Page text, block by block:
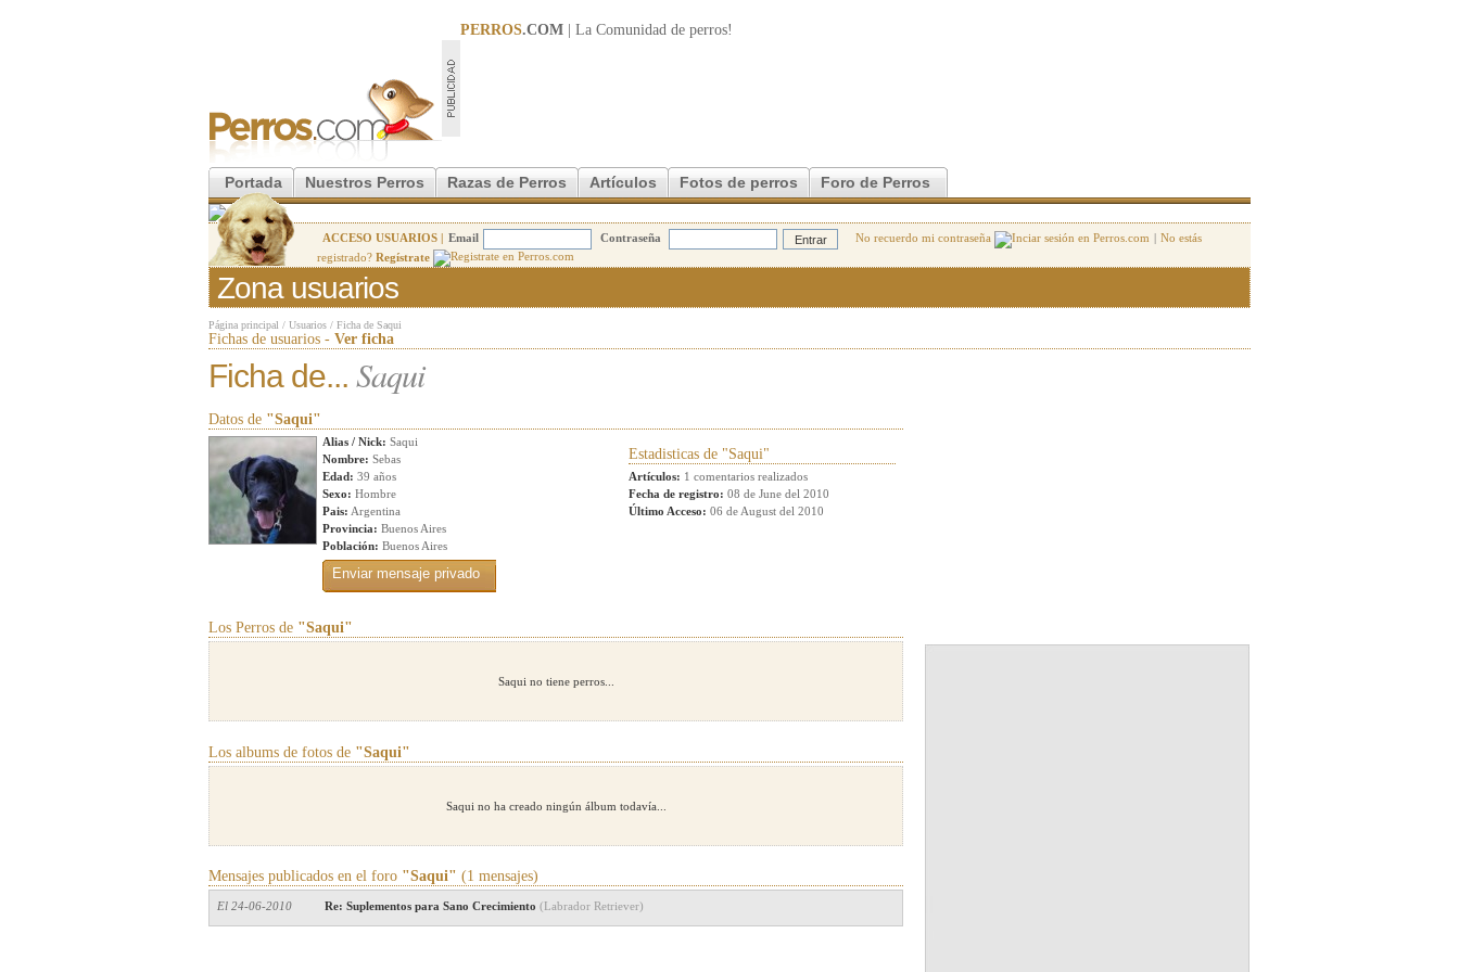
PERROS.COM | La Comunidad de perros!
Portada Nuestros Perros Razas de Perros Artículos Fotos de perros Foro de Perros
ACCESO USUARIOS | Email Contraseña No recuerdo mi contraseña | No estás
registrado? Regístrate
Zona usuarios
Página principal / Usuarios / Ficha de Saqui
Fichas de usuarios - Ver ficha
Ficha de... Saqui
Datos de "Saqui"
Alias / Nick: Saqui
Nombre: Sebas
Edad: 39 años
Sexo: Hombre
Pais: Argentina
Provincia: Buenos Aires
Población: Buenos Aires
Estadisticas de "Saqui"
Artículos: 1 comentarios realizados
Fecha de registro: 08 de June del 2010
Último Acceso: 06 de August del 2010
Los Perros de "Saqui"
Saqui no tiene perros...
Los albums de fotos de "Saqui"
Saqui no ha creado ningún álbum todavía...
Mensajes publicados en el foro "Saqui" (1 mensajes)
El 24-06-2010 Re: Suplementos para Sano Crecimiento (Labrador Retriever)